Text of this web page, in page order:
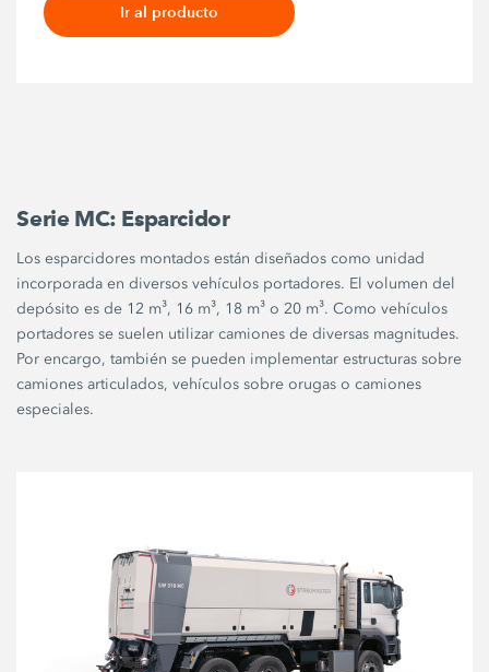
Ir al producto
Serie MC: Esparcidor
Los esparcidores montados están diseñados como unidad
incorporada en diversos vehículos portadores. El volumen del
depósito es de 12 m³, 16 m³, 18 m³ o 20 m³. Como vehículos
portadores se suelen utilizar camiones de diversas magnitudes.
Por encargo, también se pueden implementar estructuras sobre
camiones articulados, vehículos sobre orugas o camiones
especiales.